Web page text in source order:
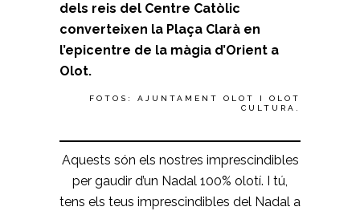
dels reis del Centre Catòlic
converteixen la Plaça Clarà en
l’epicentre de la màgia d’Orient a
Olot.
FOTOS: AJUNTAMENT OLOT I OLOT
CULTURA.
Aquests són els nostres imprescindibles
per gaudir d’un Nadal 100% olotí. I tú,
tens els teus imprescindibles del Nadal a